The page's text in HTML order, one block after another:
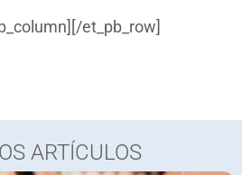
et_pb_row]
ARTÍCULOS